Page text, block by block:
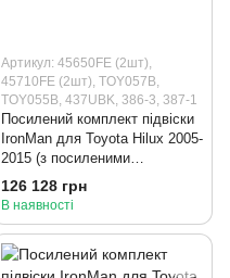
Артикул: 45650FE (2шт),
45710FE (2шт), TOY057B,
TOY055B, 437UBK, 386-3, 387-1
Посилений комплект підвіски
IronMan для Toyota Hilux 2005-
2015 (з посиленими
масляними амортизаторами)
126 128 грн
В наявності